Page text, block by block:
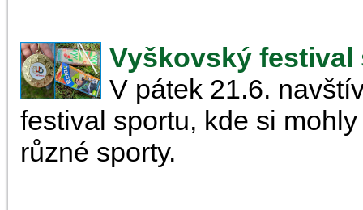
Vyškovský festival
V pátek 21.6.
festival sportu, kde si
různé sporty.